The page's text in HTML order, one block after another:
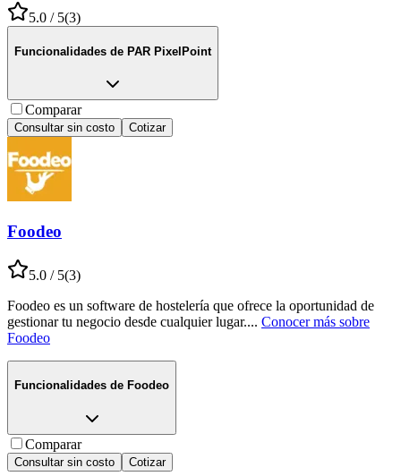
5.0 / 5(3)
Funcionalidades de PAR PixelPoint
Comparar
Consultar sin costo Cotizar
Foodeo
5.0 / 5(3)
Foodeo es un software de hostelería que ofrece la oportunidad de
gestionar tu negocio desde cualquier lugar.... Conocer más sobre
Foodeo
Funcionalidades de Foodeo
Comparar
Consultar sin costo Cotizar